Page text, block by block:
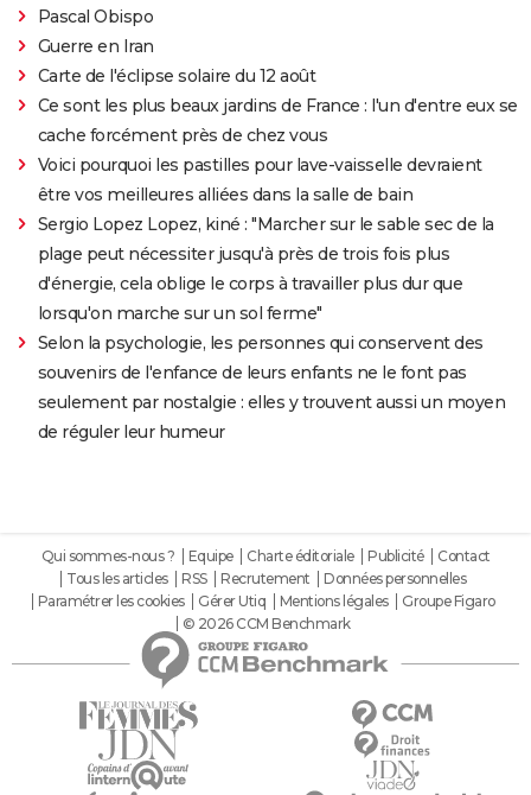
Pascal Obispo
Guerre en Iran
Carte de l'éclipse solaire du 12 août
Ce sont les plus beaux jardins de France : l'un d'entre eux se
cache forcément près de chez vous
Voici pourquoi les pastilles pour lave-vaisselle devraient
être vos meilleures alliées dans la salle de bain
Sergio Lopez Lopez, kiné : "Marcher sur le sable sec de la
plage peut nécessiter jusqu'à près de trois fois plus
d'énergie, cela oblige le corps à travailler plus dur que
lorsqu'on marche sur un sol ferme"
Selon la psychologie, les personnes qui conservent des
souvenirs de l'enfance de leurs enfants ne le font pas
seulement par nostalgie : elles y trouvent aussi un moyen
de réguler leur humeur
Qui sommes-nous ? Equipe Charte éditoriale Publicité
Contact
Tous les articles
RSS Recrutement
Données personnelles
Paramétrer les cookies
Gérer Utiq Mentions légales
Groupe Figaro
© 2026 CCM Benchmark